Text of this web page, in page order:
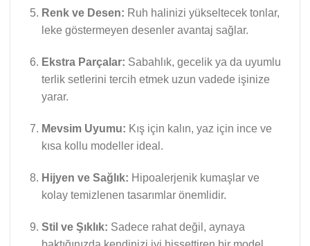
Renk ve Desen: Ruh halinizi yükseltecek tonlar,
leke göstermeyen desenler avantaj sağlar.
Ekstra Parçalar: Sabahlık, gecelik ya da uyumlu
terlik setlerini tercih etmek uzun vadede işinize
yarar.
Mevsim Uyumu: Kış için kalın, yaz için ince ve
kısa kollu modeller ideal.
Hijyen ve Sağlık: Hipoalerjenik kumaşlar ve
kolay temizlenen tasarımlar önemlidir.
Stil ve Şıklık: Sadece rahat değil, aynaya